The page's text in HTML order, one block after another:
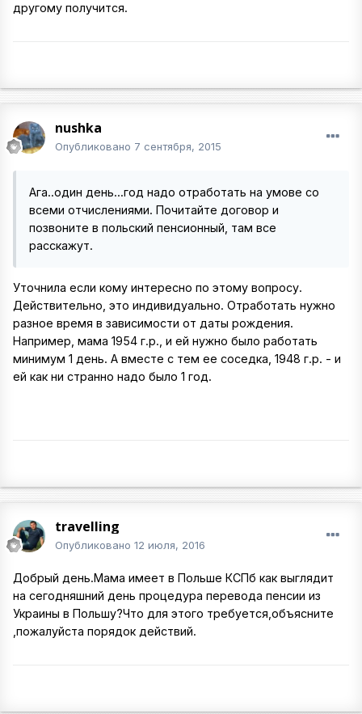
другому получится.
nushka
Опубликовано 7 сентября, 2015
Ага..один день...год надо отработать на умове со
всеми отчислениями. Почитайте договор и
позвоните в польский пенсионный, там все
расскажут.
Уточнила если кому интересно по этому вопросу.
Действительно, это индивидуально. Отработать нужно
разное время в зависимости от даты рождения.
Например, мама 1954 г.р., и ей нужно было работать
минимум 1 день. А вместе с тем ее соседка, 1948 г.р. - и
ей как ни странно надо было 1 год.
travelling
Опубликовано 12 июля, 2016
Добрый день.Мама имеет в Польше КСПб как выглядит
на сегодняшний день процедура перевода пенсии из
Украины в Польшу?Что для этого требуется,объясните
,пожалуйста порядок действий.